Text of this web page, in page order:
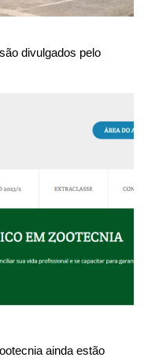
divulgados pelo
ainda estão